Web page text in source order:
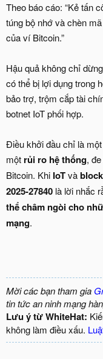
Theo báo cáo: “Kẻ tấn
túng bộ nhớ và chèn
của ví Bitcoin.”
Hậu quả không chỉ
có thể bị lợi dụng trong
bảo trợ, trộm cắp tài
botnet IoT phối hợp.
Điều khởi đầu chỉ là
một rủi ro hệ thống,
Bitcoin. Khi IoTvà
2025-27840 là lời nhắc
thể châm ngòi cho
mạng.
Mời các bạn tham gia
tin tức an ninh mạng
Lưu ý từ WhiteHat:
không làm điều xấu.